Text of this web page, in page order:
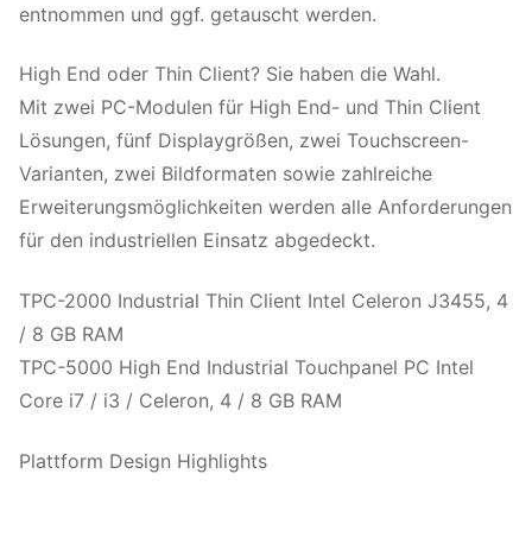
entnommen und ggf. getauscht werden.
High End oder Thin Client? Sie haben die Wahl.
Mit zwei PC-Modulen für High End- und Thin Client
Lösungen, fünf Displaygrößen, zwei Touchscreen-
Varianten, zwei Bildformaten sowie zahlreiche
Erweiterungsmöglichkeiten werden alle Anforderungen
für den industriellen Einsatz abgedeckt.
TPC-2000 Industrial Thin Client Intel Celeron J3455, 4
/ 8 GB RAM
TPC-5000 High End Industrial Touchpanel PC Intel
Core i7 / i3 / Celeron, 4 / 8 GB RAM
Plattform Design Highlights